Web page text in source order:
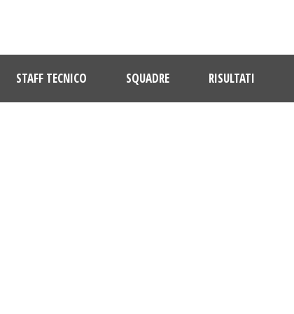
STAFF TECNICO SQUADRE RISULTATI